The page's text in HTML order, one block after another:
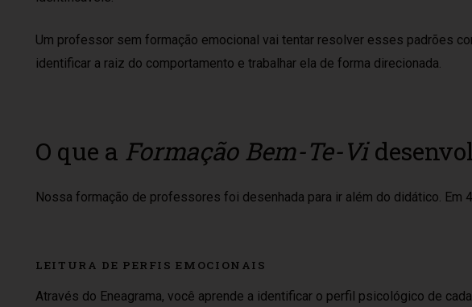
Um professor sem formação emocional vai tentar resolver esses padrões
identificar a raiz do comportamento e trabalhar ela de forma direcionada.
O que a Formação Bem-Te-Vi
Nossa formação de professores foi desenhada para ir além do didático.
LEITURA DE PERFIS EMOCIONAIS
Através do Eneagrama, você aprende a identificar o perfil psicológico de